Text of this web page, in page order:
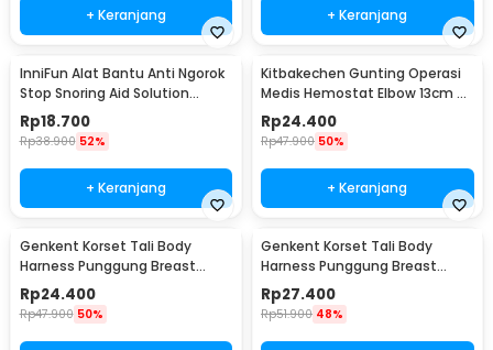
+ Keranjang + Keranjang
InniFun Alat Bantu Anti Ngorok
Stop Snoring Aid Solution
Tongue Guard - G7G40
Rp18.700
Rp38.900 52%
+ Keranjang
Kitbakechen Gunting Operasi
Medis Hemostat Elbow 13cm -
J4-682
Rp24.400
Rp47.900 50%
+ Keranjang
Genkent Korset Tali Body
Harness Punggung Breast
Support S - BBJ-16
Rp24.400
Rp47.900 50%
Genkent Korset Tali Body
Harness Punggung Breast
Support M - BBJ-16
Rp27.400
Rp51.900 48%